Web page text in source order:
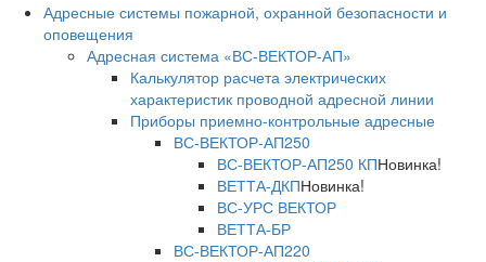
Адресные системы пожарной, охранной безопасности и
оповещения
Адресная система «ВС-ВЕКТОР-АП»
Калькулятор расчета электрических
характеристик проводной адресной линии
Приборы приемно-контрольные адресные
ВС-ВЕКТОР-АП250
ВС-ВЕКТОР-АП250 КПНовинка!
ВЕТТА-ДКПНовинка!
ВС-УРС ВЕКТОР
ВЕТТА-БР
ВС-ВЕКТОР-АП220